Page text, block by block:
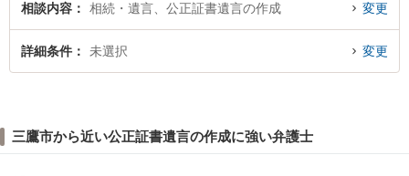
相談内容 相続・遺言、公正証書遺言の作成 変更
詳細条件 未選択 変更
三鷹市から近い公正証書遺言の作成に強い弁護士